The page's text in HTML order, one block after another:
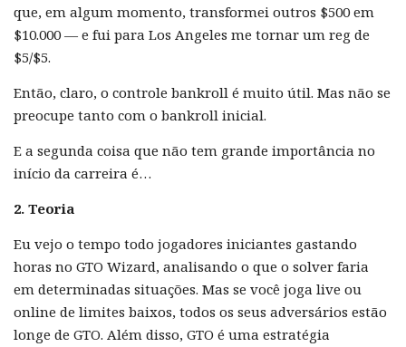
que, em algum momento, transformei outros $500 em
$10.000 — e fui para Los Angeles me tornar um reg de
$5/$5.
Então, claro, o controle bankroll é muito útil. Mas não se
preocupe tanto com o bankroll inicial.
E a segunda coisa que não tem grande importância no
início da carreira é…
2. Teoria
Eu vejo o tempo todo jogadores iniciantes gastando
horas no GTO Wizard, analisando o que o solver faria
em determinadas situações. Mas se você joga live ou
online de limites baixos, todos os seus adversários estão
longe de GTO. Além disso, GTO é uma estratégia